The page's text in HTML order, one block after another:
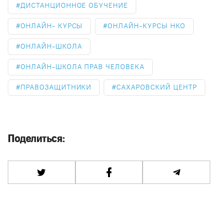
ДИСТАНЦИОННОЕ ОБУЧЕНИЕ
ОНЛАЙН- КУРСЫ ОНЛАЙН-КУРСЫ НКО
ОНЛАЙН-ШКОЛА
ОНЛАЙН-ШКОЛА ПРАВ ЧЕЛОВЕКА
ПРАВОЗАЩИТНИКИ САХАРОВСКИЙ ЦЕНТР
Поделиться: